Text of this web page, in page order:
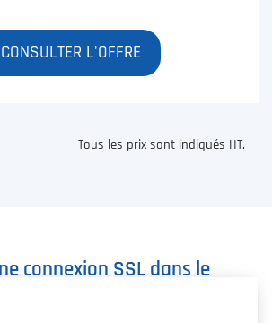
CONSULTER L'OFFRE
Tous les prix sont indiqués HT.
connexion SSL dans le